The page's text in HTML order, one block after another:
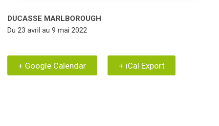
DUCASSE MARLBOROUGH
Du 23 avril au 9 mai 2022
+ Google Calendar + iCal Export